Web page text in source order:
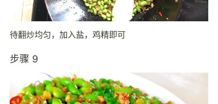
待翻炒均匀，加入盐，鸡精即可
步骤 9